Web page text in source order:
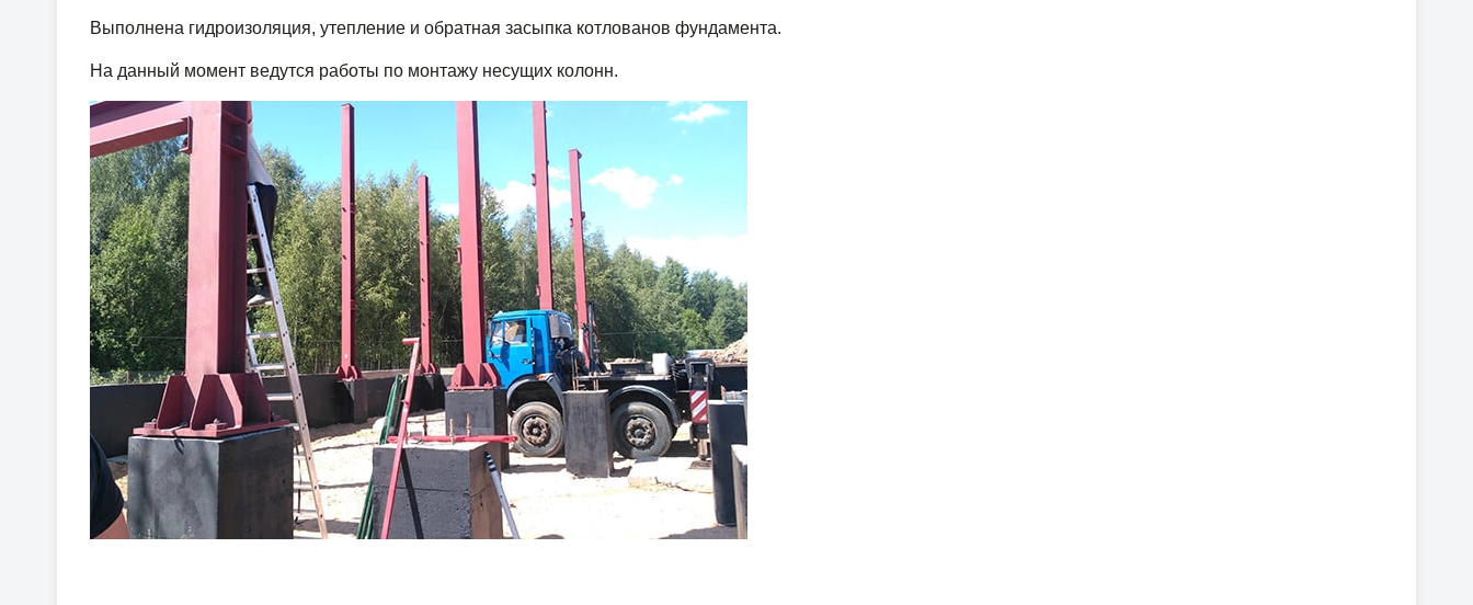
Выполнена гидроизоляция, утепление и обратная засыпка котлованов фундамента.
На данный момент ведутся работы по монтажу несущих колонн.